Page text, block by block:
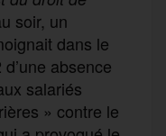
soir, un
dans le
absence
salariés
» contre le